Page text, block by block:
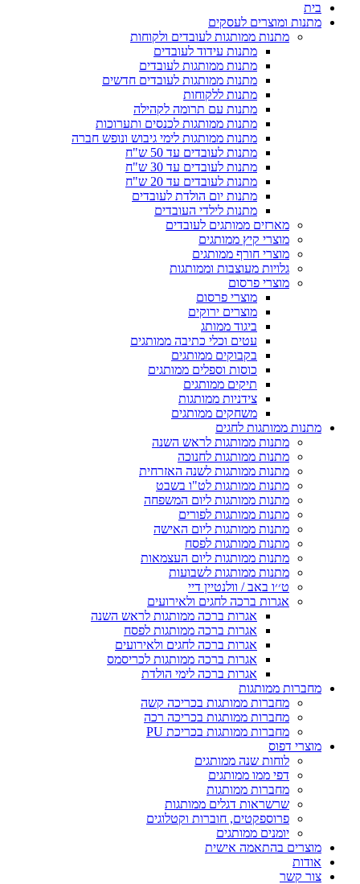
בית
מתנות ומוצרים לעסקים
מתנות ממותגות לעובדים ולקוחות
מתנות עידוד לעובדים
מתנות ממותגות לעובדים
מתנות ממותגות לעובדים חדשים
מתנות ללקוחות
מתנות עם תרומה לקהילה
מתנות ממותגות לכנסים ותערוכות
מתנות ממותגות לימי גיבוש ונופש חברה
מתנות לעובדים עד 50 ש"ח
מתנות לעובדים עד 30 ש"ח
מתנות לעובדים עד 20 ש"ח
מתנות יום הולדת לעובדים
מתנות לילדי העובדים
מארזים ממותגים לעובדים
מוצרי קיץ ממותגים
מוצרי חורף ממותגים
גלויות מעוצבות וממותגות
מוצרי פרסום
מוצרי פרסום
מוצרים ירוקים
ביגוד ממותג
עטים וכלי כתיבה ממותגים
בקבוקים ממותגים
כוסות וספלים ממותגים
תיקים ממותגים
צידניות ממותגות
משחקים ממותגים
מתנות ממותגות לחגים
מתנות ממותגות לראש השנה
מתנות ממותגות לחנוכה
מתנות ממותגות לשנה האזרחית
מתנות ממותגות לט"ו בשבט
מתנות ממותגות ליום המשפחה
מתנות ממותגות לפורים
מתנות ממותגות ליום האישה
מתנות ממותגות לפסח
מתנות ממותגות ליום העצמאות
מתנות ממותגות לשבועות
ט׳׳ו באב / וולנטיין דיי
אגרות ברכה לחגים ולאירועים
אגרות ברכה ממותגות לראש השנה
אגרות ברכה ממותגות לפסח
אגרות ברכה לחגים ולאירועים
אגרות ברכה ממותגות לכריסמס
אגרות ברכה לימי הולדת
מחברות ממותגות
מחברות ממותגות בכריכה קשה
מחברות ממותגות בכריכה רכה
מחברות ממותגות בכריכת PU
מוצרי דפוס
לוחות שנה ממותגים
דפי ממו ממותגים
מחברות ממותגות
שרשראות דגלים ממותגות
פרוספקטים, חוברות וקטלוגים
יומנים ממותגים
מוצרים בהתאמה אישית
אודות
צור קשר